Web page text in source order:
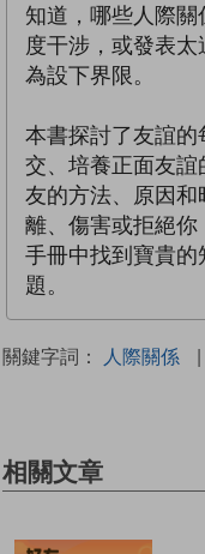
知道，哪些人際
度干涉，或發表
為設下界限。
本書探討了友誼
交、培養正面友誼
友的方法、原因
離、傷害或拒絕
手冊中找到寶貴
題。
關鍵字詞： 人際關係 |
相關文章